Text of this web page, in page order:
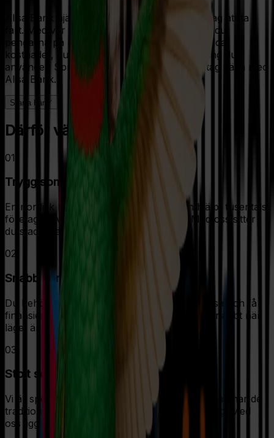
Alisa Bank hjälper små och medelstora företag att ta
fart. Med vår snabba fakturafinansiering har du
pengarna på kontot inom 24 timmar. Inga dolda
kostnader, du betalar bara för den finansiering du
använder. Sprid dina vingar och låt ditt företag växa med
Alisa Bank.
Starta här
Därför väljer kunder Alisa
01
Trygg som en uggla
En nordisk börsnoterad bank som redan hjälpt tusentals
företag att växa med enkel finansiering. Med oss sitter
du stadigt, även när det blåser.
02
Snabb som en kolibri
Du behöver inte byta bank, lägg enkelt till Alisa och få
finansiering smidigt direkt. Med oss lyfter du snabbt när
läget är rätt.
03
Stolt som en påfågel
Vi är specialiserade på fakturabelåning och utmanar de
traditionella aktörerna med en smartare lösning. Med
oss ligger du steget före.